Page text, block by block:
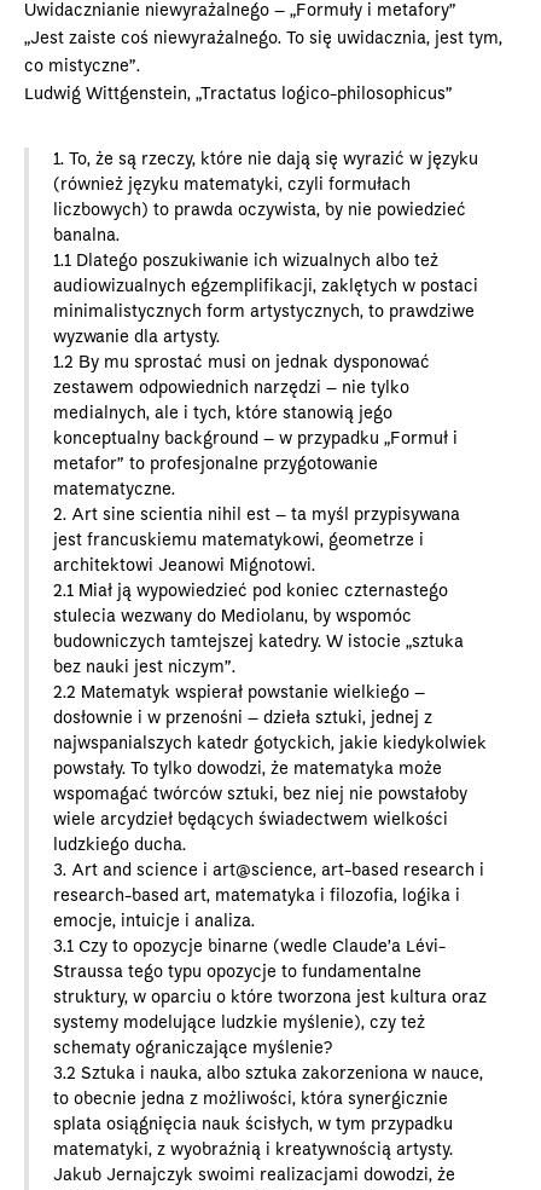
Uwidacznianie niewyrażalnego – „Formuły i metafory”
„Jest zaiste coś niewyrażalnego. To się uwidacznia, jest tym,
co mistyczne”.
Ludwig Wittgenstein, „Tractatus logico-philosophicus”
1. To, że są rzeczy, które nie dają się wyrazić w języku
(również języku matematyki, czyli formułach
liczbowych) to prawda oczywista, by nie powiedzieć
banalna.
1.1 Dlatego poszukiwanie ich wizualnych albo też
audiowizualnych egzemplifikacji, zaklętych w postaci
minimalistycznych form artystycznych, to prawdziwe
wyzwanie dla artysty.
1.2 By mu sprostać musi on jednak dysponować
zestawem odpowiednich narzędzi – nie tylko
medialnych, ale i tych, które stanowią jego
konceptualny background – w przypadku „Formuł i
metafor” to profesjonalne przygotowanie
matematyczne.
2. Art sine scientia nihil est – ta myśl przypisywana
jest francuskiemu matematykowi, geometrze i
architektowi Jeanowi Mignotowi.
2.1 Miał ją wypowiedzieć pod koniec czternastego
stulecia wezwany do Mediolanu, by wspomóc
budowniczych tamtejszej katedry. W istocie „sztuka
bez nauki jest niczym”.
2.2 Matematyk wspierał powstanie wielkiego –
dosłownie i w przenośni – dzieła sztuki, jednej z
najwspanialszych katedr gotyckich, jakie kiedykolwiek
powstały. To tylko dowodzi, że matematyka może
wspomagać twórców sztuki, bez niej nie powstałoby
wiele arcydzieł będących świadectwem wielkości
ludzkiego ducha.
3. Art and science i art@science, art-based research i
research-based art, matematyka i filozofia, logika i
emocje, intuicje i analiza.
3.1 Czy to opozycje binarne (wedle Claude’a Lévi-
Straussa tego typu opozycje to fundamentalne
struktury, w oparciu o które tworzona jest kultura oraz
systemy modelujące ludzkie myślenie), czy też
schematy ograniczające myślenie?
3.2 Sztuka i nauka, albo sztuka zakorzeniona w nauce,
to obecnie jedna z możliwości, która synergicznie
splata osiągnięcia nauk ścisłych, w tym przypadku
matematyki, z wyobraźnią i kreatywnością artysty.
Jakub Jernajczyk swoimi realizacjami dowodzi, że